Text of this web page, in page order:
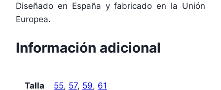
Diseñado en España y fabricado en la Unión
Europea.
Información adicional
Talla 55, 57, 59, 61